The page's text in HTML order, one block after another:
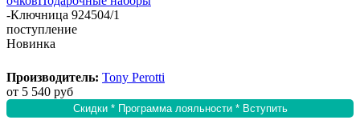
-Ключница 924504/1
поступление
Новинка
Производитель: Tony Perotti
от 5 540 руб
Скидки * Программа лояльности * Вступить